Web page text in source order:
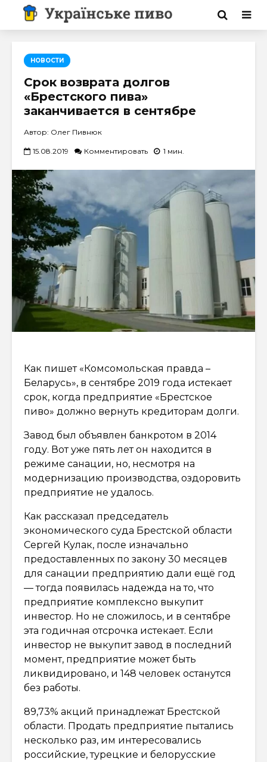
НОВОСТИ
Срок возврата долгов
«Брестского пива»
заканчивается в сентябре
Автор: Олег Пивнюк
15.08.2019 Комментировать 1 мин.
Как пишет «Комсомольская правда –
Беларусь», в сентябре 2019 года истекает
срок, когда предприятие «Брестское
пиво» должно вернуть кредиторам долги.
Завод был объявлен банкротом в 2014
году. Вот уже пять лет он находится в
режиме санации, но, несмотря на
модернизацию производства, оздоровить
предприятие не удалось.
Как рассказал председатель
экономического суда Брестской области
Сергей Кулак, после изначально
предоставленных по закону 30 месяцев
для санации предприятию дали ещё год
— тогда появилась надежда на то, что
предприятие комплексно выкупит
инвестор. Но не сложилось, и в сентябре
эта годичная отсрочка истекает. Если
инвестор не выкупит завод в последний
момент, предприятие может быть
ликвидировано, и 148 человек останутся
без работы.
89,73% акций принадлежат Брестской
области. Продать предприятие пытались
несколько раз, им интересовались
российские, турецкие и белорусские